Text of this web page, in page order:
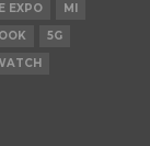
EXPO
MI
5G